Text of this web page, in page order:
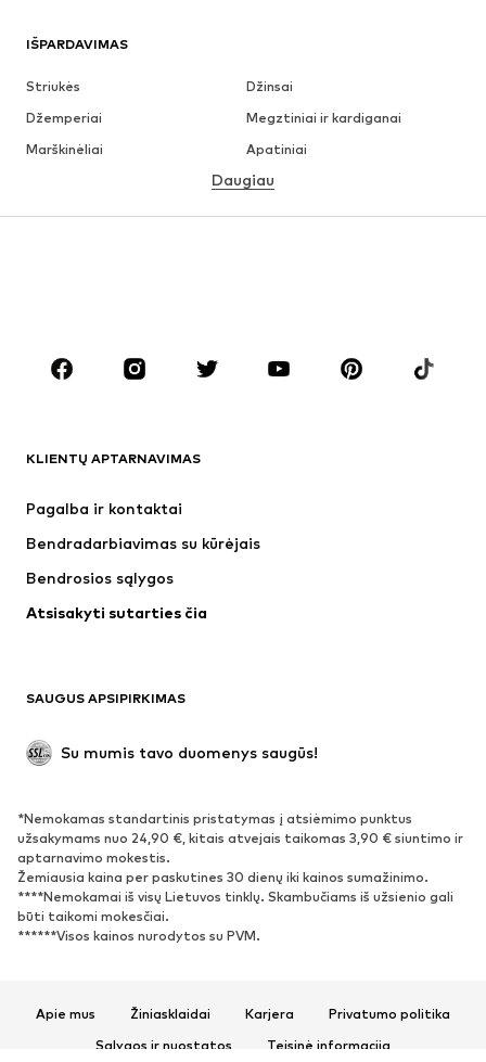
IŠPARDAVIMAS
Striukės
Džinsai
Džemperiai
Megztiniai ir kardiganai
Marškinėliai
Apatiniai
Marškiniai
DRABUŽIAI
Striukės
Maudymosi drabužiai
Proginiai
BATAI
Naujienos
Atviri batai
Išskirtiniai
SPORTAS
Sportiniai drabužiai
AKSESUARAI
Daugiau
KLIENTŲ APTARNAVIMAS
Pagalba ir kontaktai
Bendradarbiavimas su kūrėjais
Bendrosios sąlygos
Atsisakyti sutarties čia
SAUGUS APSIPIRKIMAS
Su mumis tavo duomenys saugūs!
*Nemokamas standartinis pristatymas į atsiėmimo punktus
užsakymams nuo 24,90 €, kitais atvejais taikomas 3,90 € siuntimo ir
aptarnavimo mokestis.
Žemiausia kaina per paskutines 30 dienų iki kainos sumažinimo.
****Nemokamai iš visų Lietuvos tinklų. Skambučiams iš užsienio gali
būti taikomi mokesčiai.
******Visos kainos nurodytos su PVM.
Apie mus Žiniasklaidai Karjera
Privatumo politika
Sąlygos ir nuostatos
Teisinė informacija